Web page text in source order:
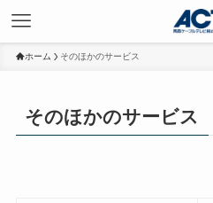
ホーム そのほかのサービス
そのほかのサービス